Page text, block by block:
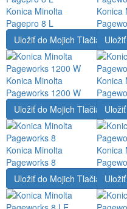
Konica Minolta
Pagepro 8 L
Konica
Uložiť do Mojich Tlačiarní
Konica Minolta
Pageworks 1200 W
Konica
Uložiť do Mojich Tlačiarní
Konica Minolta
Pageworks 8
Konica
Uložiť do Mojich Tlačiarní